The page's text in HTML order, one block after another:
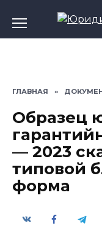
содержанию
ГЛАВНАЯ »
Образец
— 2023
типовой
форма